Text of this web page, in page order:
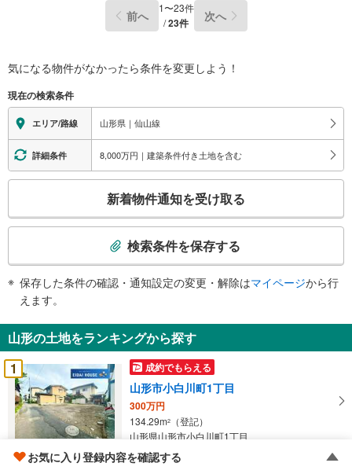
前へ 1〜23件
/23件 次へ
気になる物件がなかったら条件を変更しよう！
現在の検索条件
エリア/路線 山形県｜仙山線
詳細条件 8,000万円｜建築条件付き土地を含む
検
知
を
受
け
取
る
・
件
新着物件通知を受け取る
検索条件を保存する
保存した条件の確認・通知設定の変更・解除はマイページから行
えます。
山形の土地をランキングから探す
1
成約でもらえる
山形市小白川町1丁目
300万円
134.29m2
（登記）
山形県山形市小白川町1丁目
上山市美咲町1丁目
お気に入り登録内容を確認する